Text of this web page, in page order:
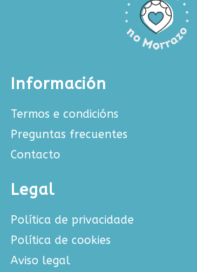
Información
Termos e condicións
Preguntas frecuentes
Contacto
Legal
Política de privacidade
Política de cookies
Aviso legal